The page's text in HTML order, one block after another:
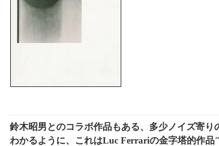
鈴木昭男とのコラボ作品もある、多少ノイズ寄り
わかるように、これはLuc Ferrariの金字塔的作品